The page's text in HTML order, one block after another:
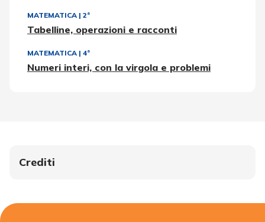
MATEMATICA | 2ª
Tabelline, operazioni e racconti
MATEMATICA | 4ª
Numeri interi, con la virgola e problemi
Crediti